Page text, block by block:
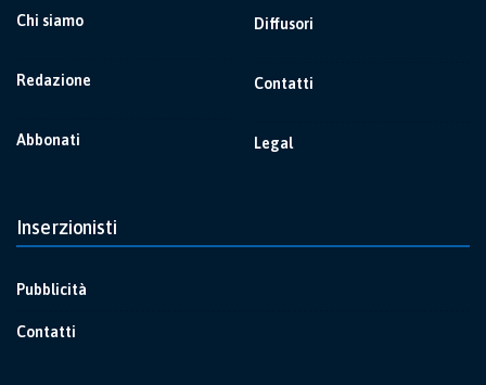
Chi siamo
Redazione
Abbonati
Diffusori
Contatti
Legal
Inserzionisti
Pubblicità
Contatti